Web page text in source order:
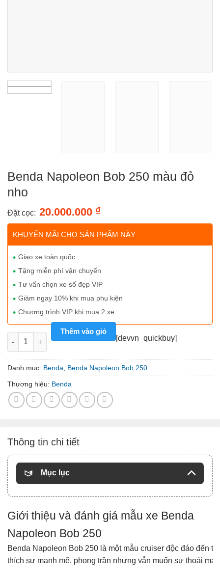
Benda Napoleon Bob 250 màu đỏ
nho
Đặt cọc: 20.000.000 ₫
KHUYẾN MÃI CHO SẢN PHẨM NÀY
Giao xe toàn quốc
Tặng miễn phí vận chuyển
Tư vấn chọn xe số đẹp VIP
Giảm ngay 10% khi mua phụ kiện
Chương trình VIP khi mua 2 xe
Benda Napoleon Bob 250 màu đỏ nho số lượng
Thêm vào giỏ
[devvn_quickbuy]
Danh mục: Benda Benda Napoleon Bob 250
Thương hiệu: Benda
Thông tin chi tiết
Mục lục
Giới thiệu và đánh giá mẫu xe Benda
Napoleon Bob 250
Benda Napoleon Bob 250 là một mẫu cruiser độc đáo đến
thích sự mạnh mẽ, phong trần nhưng vẫn muốn sự thoải